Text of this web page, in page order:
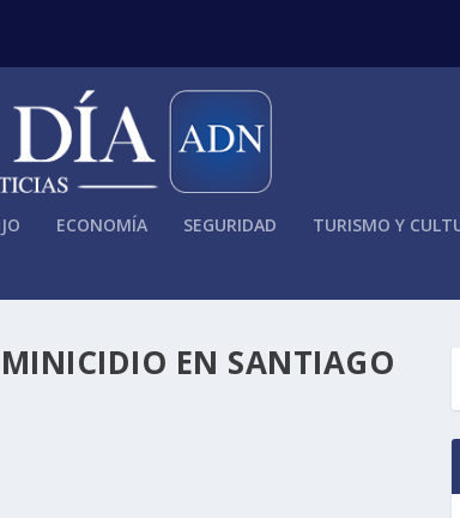
ECONOMÍA SEGURIDAD TURISMO Y
EN SANTIAGO